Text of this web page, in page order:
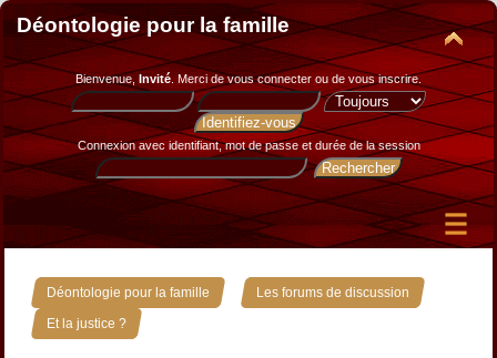
Déontologie pour la famille
Bienvenue, Invité. Merci devous connecter ou de vous inscrire.
Connexion avec identifiant, mot de passe et durée de la session
Déontologie pour la famille » Les forums de discussion »
Et la justice ?